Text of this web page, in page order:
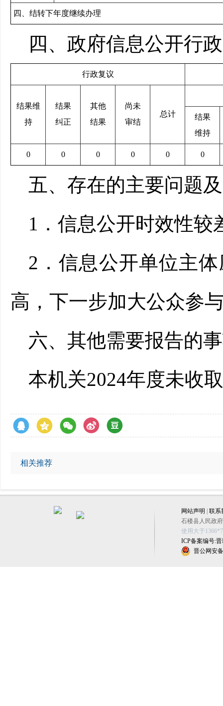
四、结转下年度继续办理
四、政府信息公开行
行政复议
结果维
持
结果
纠正
其他
结果
尚未
审结
总计
结果
维持
0 0 0 0 0 0
五、存在的主要问题
1．信息公开时效性较
2．信息公开单位主
高 ， 下一步加大公众参
六、其他需要报告的
本机关2024年度未收
相关推荐
网站声明
联系
石楼县人民政
使用大于
ICP备案编号:晋
晋公网安